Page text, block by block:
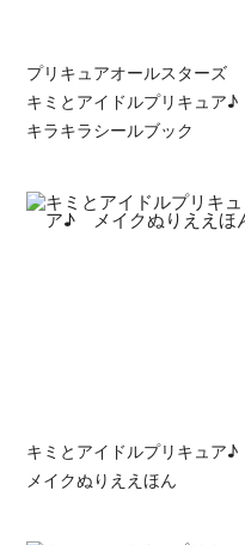
プリキュアオールスターズ
キミとアイドルプリキュア♪
キラキラシールブック
キミとアイドルプリキュア♪
メイクぬりええほん